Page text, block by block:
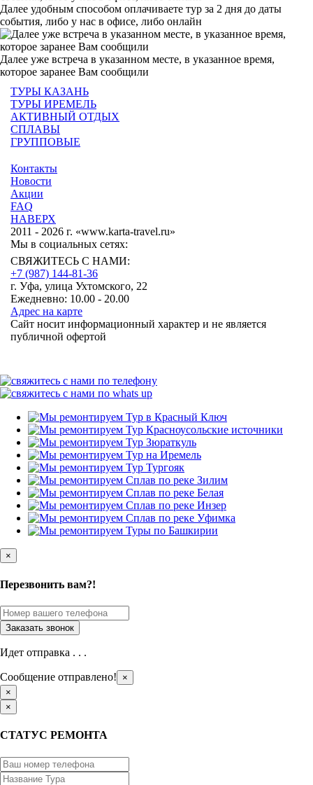
Далее удобным способом оплачиваете тур за 2 дня до даты
события, либо у нас в офисе, либо онлайн
Далее уже встреча в указанном месте, в указанное время,
которое заранее Вам сообщили
Контакты
Новости
Акции
FAQ
НАВЕРХ
2011 - 2026 г. «www.karta-travel.ru»
ТУРЫ КАЗАНЬ
ТУРЫ ИРЕМЕЛЬ
АКТИВНЫЙ ОТДЫХ
СПЛАВЫ
ГРУППОВЫЕ
Мы в социальных сетях:
СВЯЖИТЕСЬ С НАМИ:
+7 (987) 144-81-36
г. Уфа, улица Ухтомского, 22
Ежедневно: 10.00 - 20.00
Адрес на карте
Сайт носит информационный характер и не является
публичной офертой
×
Перезвонить вам?!
Идет отправка . . .
Сообщение отправлено!
×
×
×
СТАТУС РЕМОНТА